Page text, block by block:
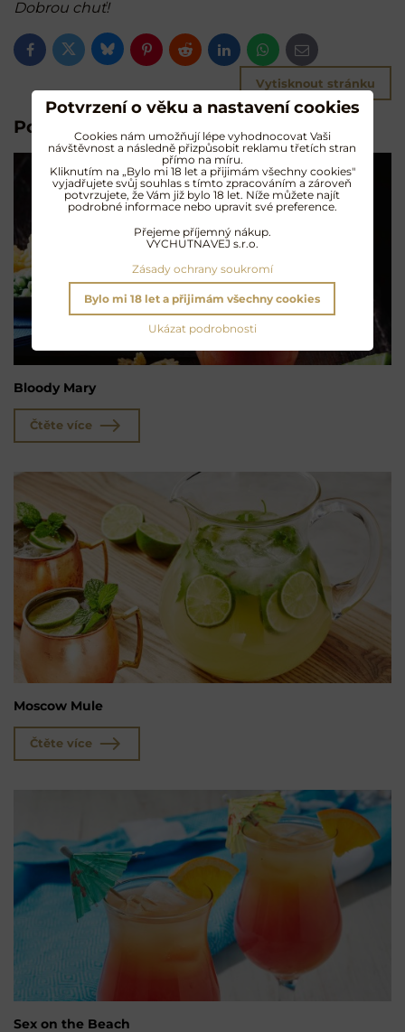
Dobrou chuť!
FacebookTwitterBlueskyPinterestRedditLinkedInWhatsApp
E-
mail
Vytisknout stránku
Pokračujte ve čtení:
Bloody Mary
Čtěte více
Moscow Mule
Čtěte více
Sex on the Beach
Potvrzení o věku a nastavení cookies
Cookies nám umožňují lépe vyhodnocovat Vaši
návštěvnost a následně přizpůsobit reklamu třetích stran
přímo na míru.
Kliknutím na „Bylo mi 18 let a přijimám všechny cookies"
vyjadřujete svůj souhlas s tímto zpracováním a zároveň
potvrzujete, že Vám již bylo 18 let. Níže můžete najít
podrobné informace nebo upravit své preference.
Přejeme příjemný nákup.
VYCHUTNAVEJ s.r.o.
Zásady ochrany soukromí
Ukázat podrobnosti
Bylo mi 18 let a přijimám všechny cookies